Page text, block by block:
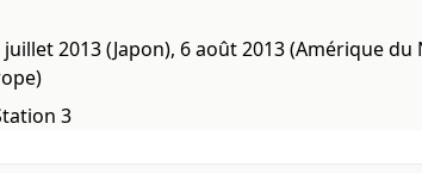
juillet 2013 (Japon), 6 août 2013 (Amérique
3